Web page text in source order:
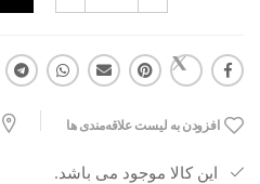
افزودن به لیست علاقه‌مندی ها
این کالا موجود می باشد.